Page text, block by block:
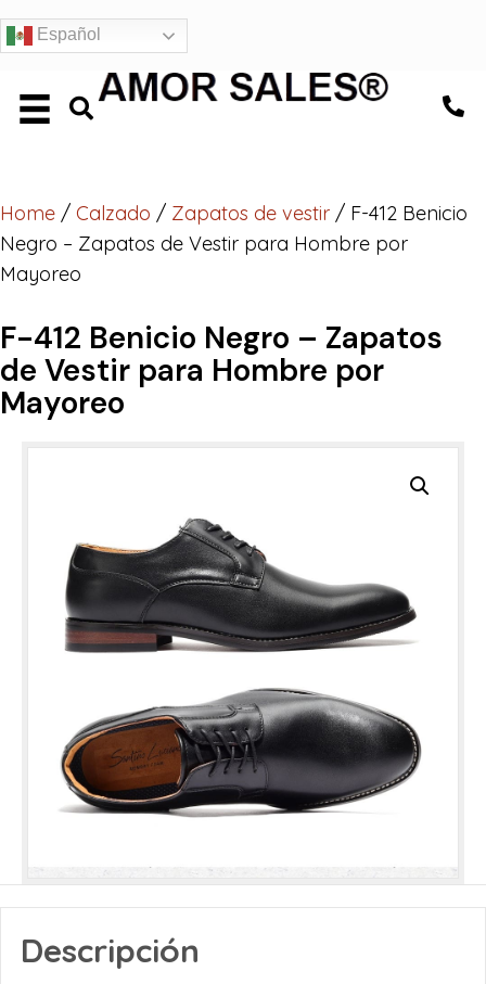
Español
Home / Calzado / Zapatos de vestir / F-412 Benicio
Negro – Zapatos de Vestir para Hombre por
Mayoreo
F-412 Benicio Negro – Zapatos
de Vestir para Hombre por
Mayoreo
Descripción